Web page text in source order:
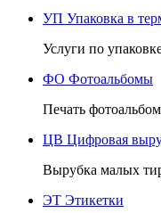
УП Упаковка в
Услуги по
ФО Фотоальбомы
Печать
ЦВ Цифровая
Вырубка малых
ЭТ Этикетки